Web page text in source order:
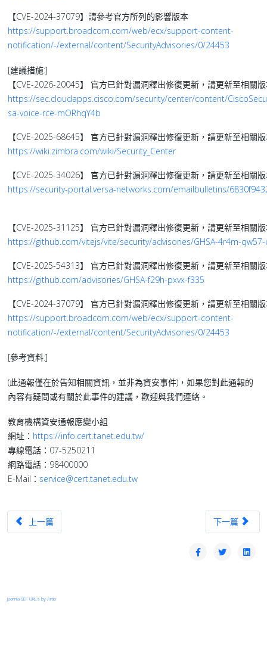
【CVE-2024-37079】請參考官方所列的影響版本
https://support.broadcom.com/web/ecx/support-content-
notification/-/external/content/SecurityAdvisories/0/24453
[建議措施:]
【CVE-2026-20045】 官方已針對漏洞釋出修復更新，請更新至相關
https://sec.cloudapps.cisco.com/security/center/content/
sa-voice-rce-mORhqY4b
【CVE-2025-68645】 官方已針對漏洞釋出修復更新，請更新至相關
https://wiki.zimbra.com/wiki/Security_Center
【CVE-2025-34026】 官方已針對漏洞釋出修復更新，請更新至相關
https://security-portal.versa-networks.com/emailbulletins/
【CVE-2025-31125】 官方已針對漏洞釋出修復更新，請更新至相關
https://github.com/vitejs/vite/security/advisories/GHSA-4r4m-
【CVE-2025-54313】 官方已針對漏洞釋出修復更新，請更新至相關
https://github.com/advisories/GHSA-f29h-pxvx-f335
【CVE-2024-37079】 官方已針對漏洞釋出修復更新，請更新至相關
https://support.broadcom.com/web/ecx/support-content-
notification/-/external/content/SecurityAdvisories/0/24453
[參考資料:]
(此通報僅在於告知相關資訊，並非為資安事件)，如果您對此通報的
內容有疑問或有關於此事件的建議，歡迎與我們連絡。
教育機構資安通報應變小組
網址： https://info.cert.tanet.edu.tw/
專線電話：07-5250211
網路電話：98400000
E-Mail： service@cert.tanet.edu.tw
上一篇文章：【公告】2026-01-29 18:00 ~ 23:30 臺中區網(中興大
上一篇 下一篇文章：
下一篇
Joomla SEF URLs by Artio